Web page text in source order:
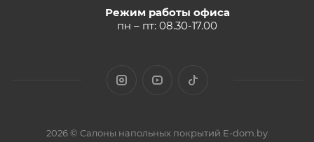
Режим работы офиса
пн – пт: 08.30-17.00
2026 © Салоны напольных покрытий E-dom.by